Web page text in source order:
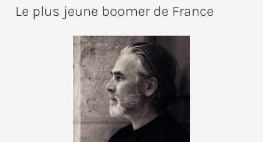
Le plus jeune boomer de France